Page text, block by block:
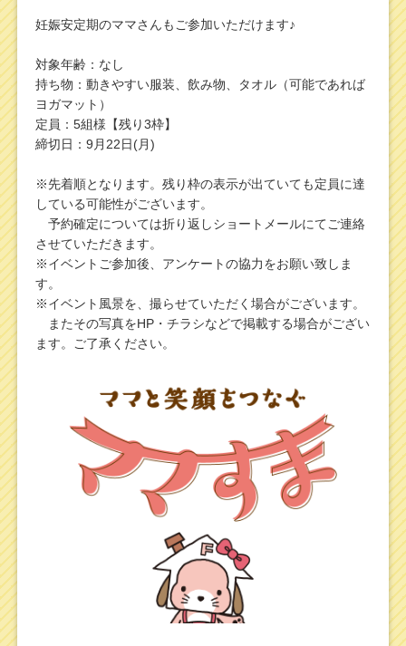
妊娠安定期のママさんもご参加いただけます♪
対象年齢：なし
持ち物：動きやすい服装、飲み物、タオル（可能であれば
ヨガマット）
定員：5組様【残り3枠】
締切日：9月22日(月)
※先着順となります。残り枠の表示が出ていても定員に達
している可能性がございます。
予約確定については折り返しショートメールにてご連絡
させていただきます。
※イベントご参加後、アンケートの協力をお願い致しま
す。
※イベント風景を、撮らせていただく場合がございます。
またその写真をHP・チラシなどで掲載する場合がござい
ます。ご了承ください。